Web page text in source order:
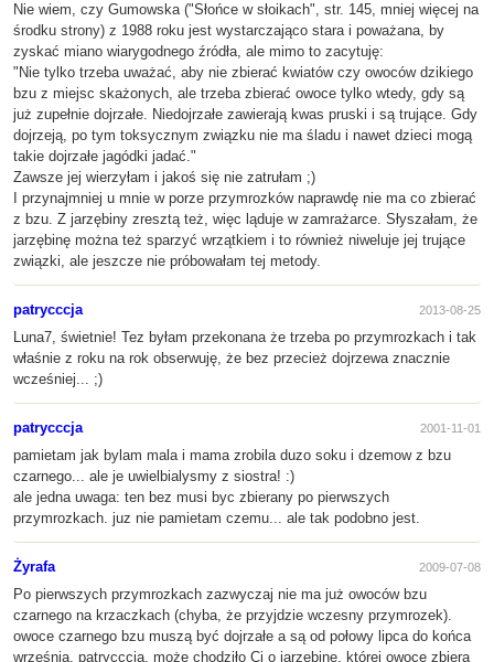
Nie wiem, czy Gumowska ("Słońce w słoikach", str. 145, mniej więcej na
środku strony) z 1988 roku jest wystarczająco stara i poważana, by
zyskać miano wiarygodnego źródła, ale mimo to zacytuję:
"Nie tylko trzeba uważać, aby nie zbierać kwiatów czy owoców dzikiego
bzu z miejsc skażonych, ale trzeba zbierać owoce tylko wtedy, gdy są
już zupełnie dojrzałe. Niedojrzałe zawierają kwas pruski i są trujące. Gdy
dojrzeją, po tym toksycznym związku nie ma śladu i nawet dzieci mogą
takie dojrzałe jagódki jadać."
Zawsze jej wierzyłam i jakoś się nie zatrułam ;)
I przynajmniej u mnie w porze przymrozków naprawdę nie ma co zbierać
z bzu. Z jarzębiny zresztą też, więc ląduje w zamrażarce. Słyszałam, że
jarzębinę można też sparzyć wrzątkiem i to również niweluje jej trujące
związki, ale jeszcze nie próbowałam tej metody.
patrycccja 2013-08-25
Luna7, świetnie! Tez byłam przekonana że trzeba po przymrozkach i tak
właśnie z roku na rok obserwuję, że bez przecież dojrzewa znacznie
wcześniej... ;)
patrycccja 2001-11-01
pamietam jak bylam mala i mama zrobila duzo soku i dzemow z bzu
czarnego... ale je uwielbialysmy z siostra! :)
ale jedna uwaga: ten bez musi byc zbierany po pierwszych
przymrozkach. juz nie pamietam czemu... ale tak podobno jest.
Żyrafa 2009-07-08
Po pierwszych przymrozkach zazwyczaj nie ma już owoców bzu
czarnego na krzaczkach (chyba, że przyjdzie wczesny przymrozek).
owoce czarnego bzu muszą być dojrzałe a są od połowy lipca do końca
września. patrycccja, może chodziło Ci o jarzębinę, której owoce zbiera